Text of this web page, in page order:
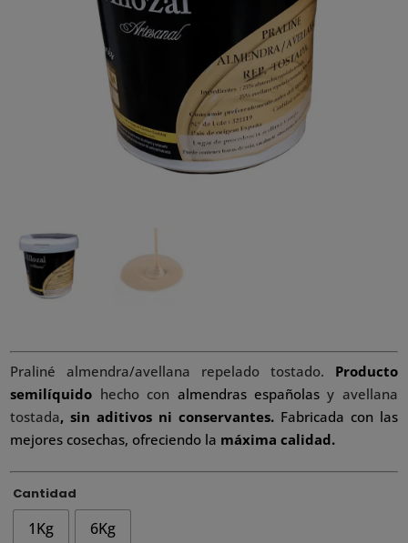
Praliné almendra/avellana repelado tostado. Producto
semilíquido hecho con almendras españolasy avellana
tostada, sin aditivos ni conservantes. Fabricada con las
mejores cosechas, ofreciendo la máxima calidad.
Cantidad
1Kg 6Kg